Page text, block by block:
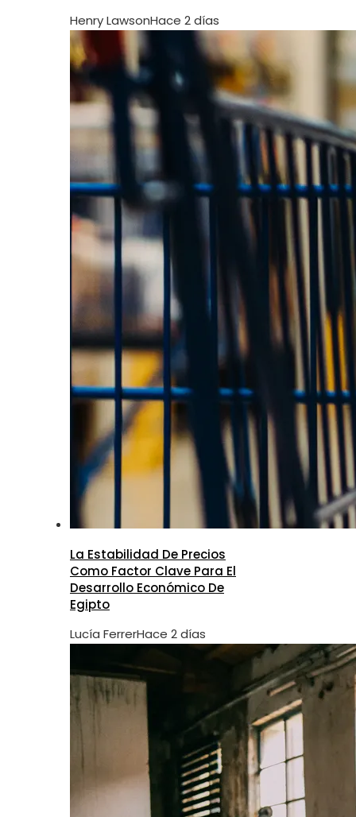
Henry LawsonHace 2 días
La Estabilidad De Precios
Como Factor Clave Para El
Desarrollo Económico De
Egipto
Lucía FerrerHace 2 días